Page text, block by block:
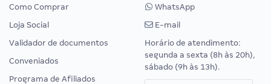
Como Comprar
Loja Social
Validador de documentos
Conveniados
Programa de Afiliados
WhatsApp
E-mail
Horário de atendimento:
segunda a sexta (8h às 20h),
sábado (9h às 13h).